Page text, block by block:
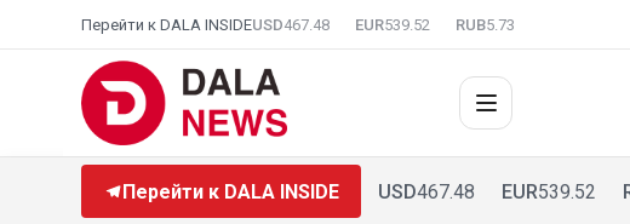
Перейти к DALA INSIDEUSD467.48 EUR539.52 RUB5.73
Перейти к DALA INSIDE USD467.48 EUR539.52